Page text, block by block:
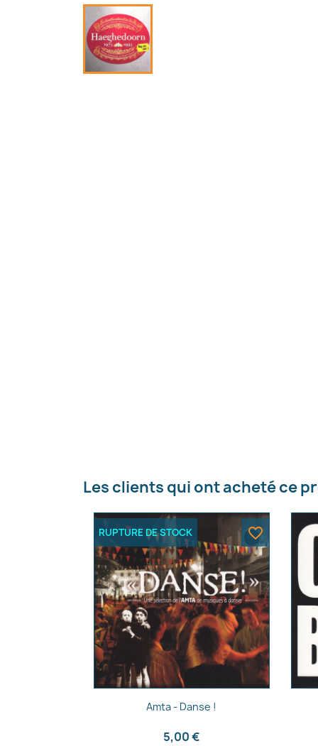
Les clients qui ont acheté ce
Aperçu rapide
Amta - Danse !
5,00 €
RUPTURE DE STOCK favorite_border